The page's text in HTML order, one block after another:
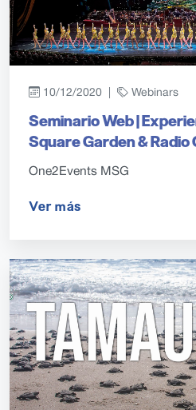
10/12/2020 | Webinars
Seminario Web |
Square Garden & Radio
One2Events MSG
Ver más